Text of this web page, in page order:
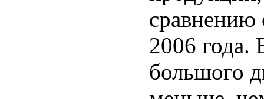
сравнению
2006 года.
большого